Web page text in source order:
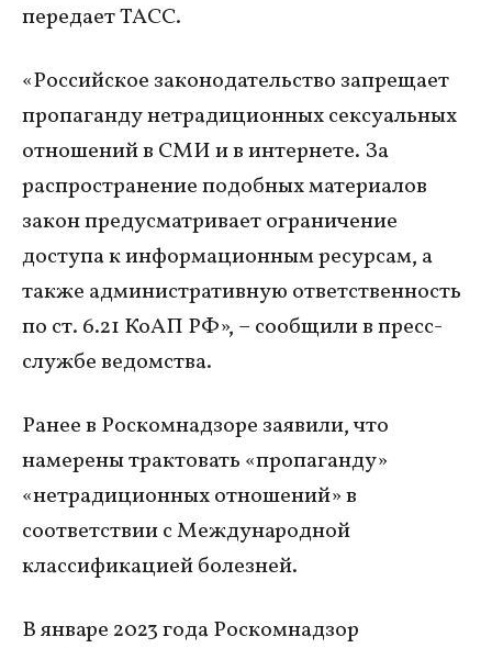
передает ТАСС.
«Российское законодательство запрещает
пропаганду нетрадиционных сексуальных
отношений в СМИ и в интернете. За
распространение подобных материалов
закон предусматривает ограничение
доступа к информационным ресурсам, а
также административную ответственность
по ст. 6.21 КоАП РФ», – сообщили в пресс-
службе ведомства.
Ранее в Роскомнадзоре заявили, что
намерены трактовать «пропаганду»
«нетрадиционных отношений» в
соответствии с Международной
классификацией болезней.
В январе 2023 года Роскомнадзор